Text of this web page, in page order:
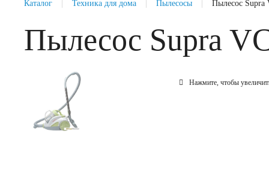
Каталог Техника для дома Пылесосы Пылесос Supra
Пылесос Supra
Нажмите, чтобы